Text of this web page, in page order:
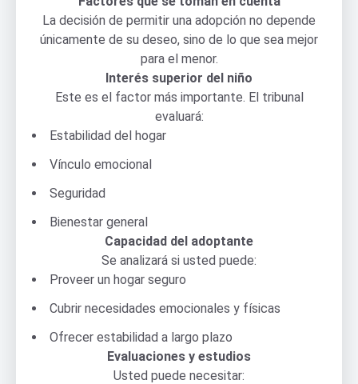
La decisión de permitir una adopción no depende
únicamente de su deseo, sino de lo que sea mejor
para el menor.
Interés superior del niño
Este es el factor más importante. El tribunal
evaluará:
Estabilidad del hogar
Vínculo emocional
Seguridad
Bienestar general
Capacidad del adoptante
Se analizará si usted puede:
Proveer un hogar seguro
Cubrir necesidades emocionales y físicas
Ofrecer estabilidad a largo plazo
Evaluaciones y estudios
Usted puede necesitar: